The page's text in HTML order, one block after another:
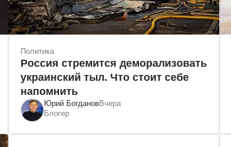
Политика
Россия стремится деморализовать
украинский тыл. Что стоит себе
напомнить
Юрий БогдановВчера
Блогер